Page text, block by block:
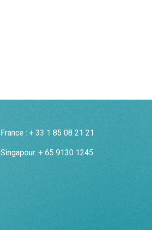
France : + 33 1 85 08 21 21
Singapour: + 65 9130 1245